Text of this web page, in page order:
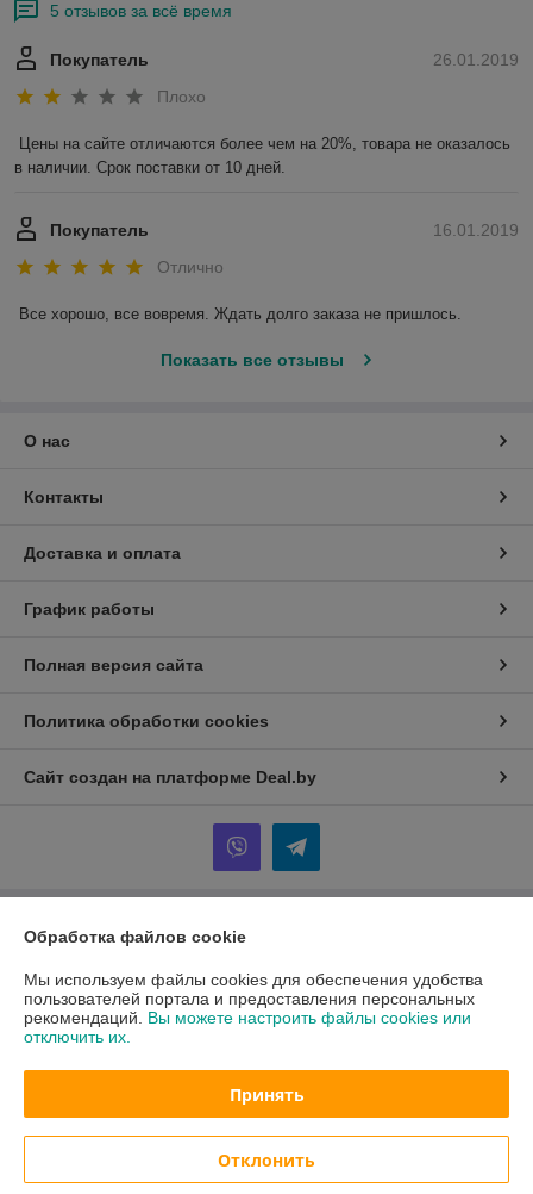
5 отзывов за всё время
26.01.2019
Покупатель
Плохо
Цены на сайте отличаются более чем на 20%, товара не оказалось
в наличии. Срок поставки от 10 дней.
16.01.2019
Покупатель
Отлично
Все хорошо, все вовремя. Ждать долго заказа не пришлось.
Показать все отзывы
О нас
Контакты
Доставка и оплата
График работы
Полная версия сайта
Политика обработки cookies
Сайт создан на платформе Deal.by
Информация для покупателя
Юридическое лицо:ООО "АмперМера"
220024, г. Минск, ул. Стебенева, д. 20/2, оф. 508
Регистрационный номер ЕГР: 192652668
УНП: 192652668
Регистрационный орган: Минский горисполком
Дата регистрации компании: 23.05.2016
Ссылка на свидетельство/лицензию
Обработка файлов cookie
Мы используем файлы cookies для обеспечения удобства
пользователей портала и предоставления персональных
рекомендаций. Вы можете настроить файлы cookies или
отключить их.
Принять
Отклонить